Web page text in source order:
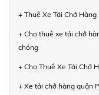
+ Thuê Xe Tải Chở
+ Cho thuê xe tải chở
chóng
+ Cho Thuê Xe Tải Chở
+ Xe tải chở hàng quận